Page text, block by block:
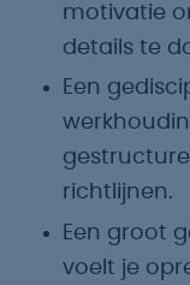
motivatie
details te
Een
richtlijnen.
Een groot
voelt je